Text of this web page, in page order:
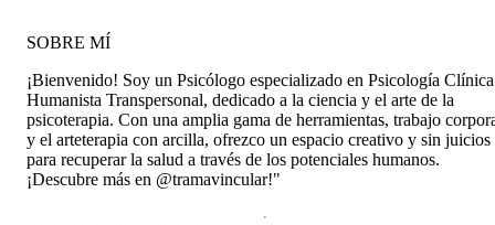
SOBRE MÍ
¡Bienvenido! Soy un Psicólogo especializado en Psicología Clínica
Humanista Transpersonal, dedicado a la ciencia y el arte de la
psicoterapia. Con una amplia gama de herramientas, trabajo
y el arteterapia con arcilla, ofrezco un espacio creativo y sin juicios
para recuperar la salud a través de los potenciales humanos.
¡Descubre más en @tramavincular!"